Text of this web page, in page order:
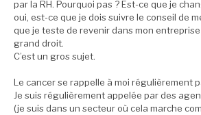
par la RH. Pourquoi pas ? Est-ce que je
oui, est-ce que je dois suivre le conseil de
que je teste de revenir dans mon entreprise
grand droit.
C’est un gros sujet.
Le cancer se rappelle à moi régulièrement
Je suis régulièrement appelée par des
(je suis dans un secteur où cela marche